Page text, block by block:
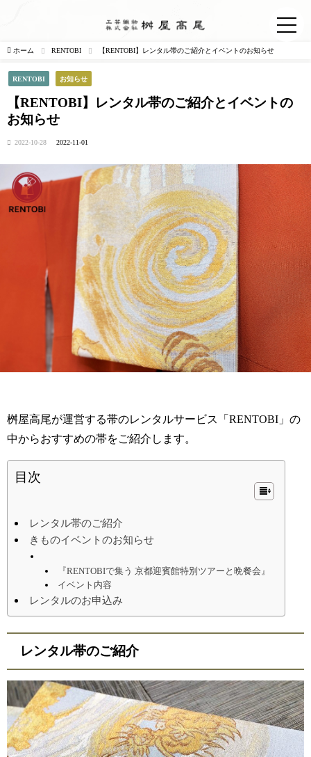
ホーム RENTOBI 【RENTOBI】レンタル帯のご紹介とイベントのお知らせ
RENTOBI お知らせ
【RENTOBI】レンタル帯のご紹介とイベントの
お知らせ
2022-10-28 2022-11-01
桝屋高尾が運営する帯のレンタルサービス「RENTOBI」の
中からおすすめの帯をご紹介します。
目次
レンタル帯のご紹介
きものイベントのお知らせ
『RENTOBIで集う 京都迎賓館特別ツアーと晩餐会』
イベント内容
レンタルのお申込み
レンタル帯のご紹介